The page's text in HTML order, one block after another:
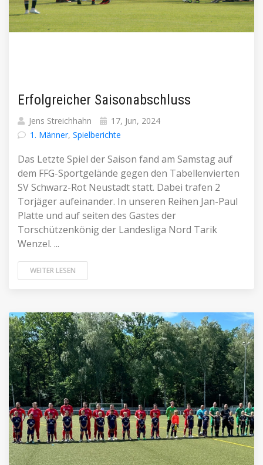
Erfolgreicher Saisonabschluss
Jens Streichhahn
17, Jun, 2024
1. Männer, Spielberichte
Das Letzte Spiel der Saison fand am Samstag auf
dem FFG-Sportgelände gegen den Tabellenvierten
SV Schwarz-Rot Neustadt statt. Dabei trafen 2
Torjäger aufeinander. In unseren Reihen Jan-Paul
Platte und auf seiten des Gastes der
Torschützenkönig der Landesliga Nord Tarik
Wenzel. ...
WEITER LESEN